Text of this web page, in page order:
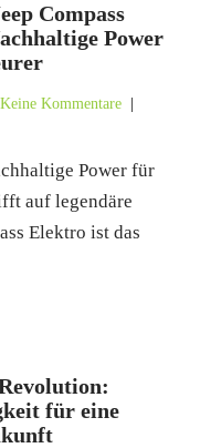
Compass
Power
Keine Kommentare
Power für
auf legendäre
Elektro ist das
für eine